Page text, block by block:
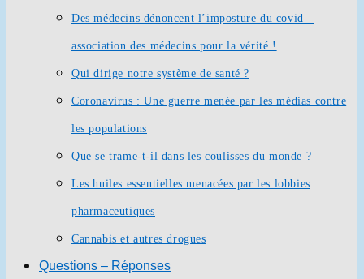
Des médecins dénoncent l’imposture du covid –
association des médecins pour la vérité !
Qui dirige notre système de santé ?
Coronavirus : Une guerre menée par les médias contre
les populations
Que se trame-t-il dans les coulisses du monde ?
Les huiles essentielles menacées par les lobbies
pharmaceutiques
Cannabis et autres drogues
Questions – Réponses